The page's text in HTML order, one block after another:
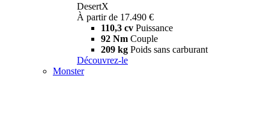
DesertX
À partir de 17.490 €
110,3 cv Puissance
92 Nm Couple
209 kg Poids sans carburant
Découvrez-le
Monster